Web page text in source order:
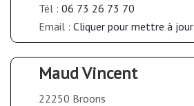
Tél : 06 73 26 73 70
Email : Cliquer pour mettre à jour
Maud Vincent
22250 Broons